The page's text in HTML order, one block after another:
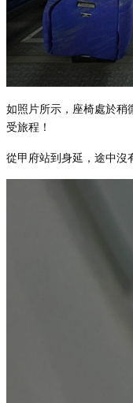
如照片所示，座椅處於稍
受旅程！
從甲府站到身延，途中沒